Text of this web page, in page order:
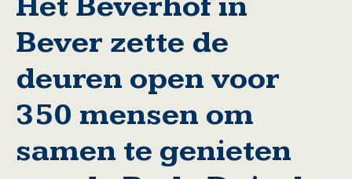
Bever zette de
deuren open voor
350 mensen om
samen te genieten